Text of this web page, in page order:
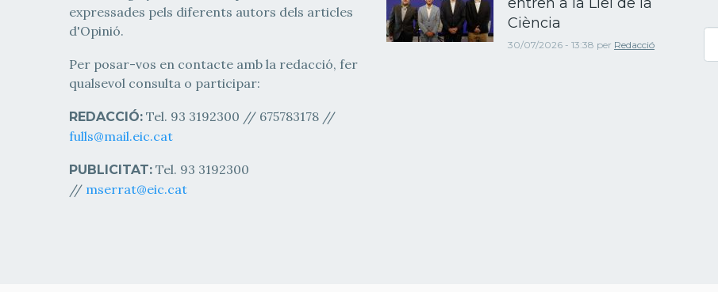
expressades pels diferents autors dels articles
d'Opinió.
Per posar-vos en contacte amb la redacció, fer
qualsevol consulta o participar:
REDACCIÓ: Tel. 93 3192300 // 675783178 //
fulls@mail.eic.cat
PUBLICITAT: Tel. 93 3192300
// mserrat@eic.cat
Ciència
30/07/2026 - 13:38 per Redacció